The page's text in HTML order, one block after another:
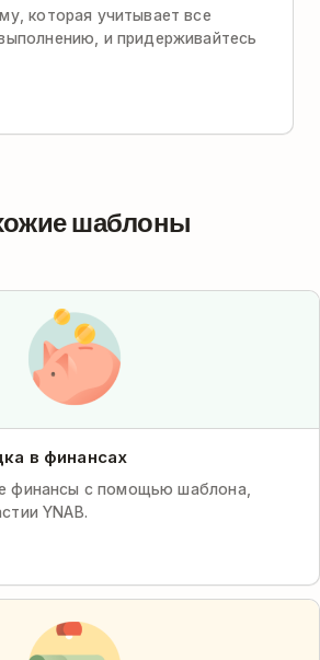
которая учитывает все
и придерживайтесь
шаблоны
в финансах
финансы с помощью шаблона,
YNAB.